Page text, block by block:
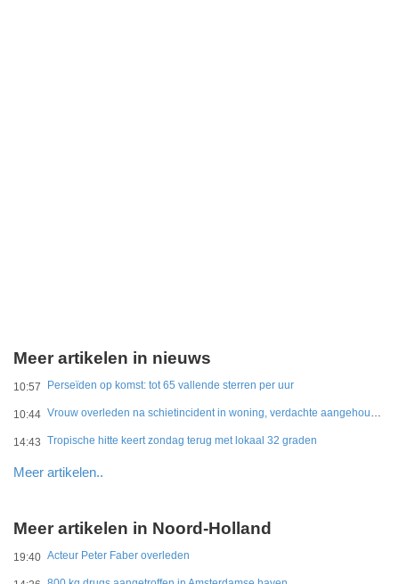
Meer artikelen in nieuws
10:57 Perseïden op komst: tot 65 vallende sterren per uur
10:44 Vrouw overleden na schietincident in woning, verdachte aangehouden
14:43 Tropische hitte keert zondag terug met lokaal 32 graden
Meer artikelen..
Meer artikelen in Noord-Holland
19:40 Acteur Peter Faber overleden